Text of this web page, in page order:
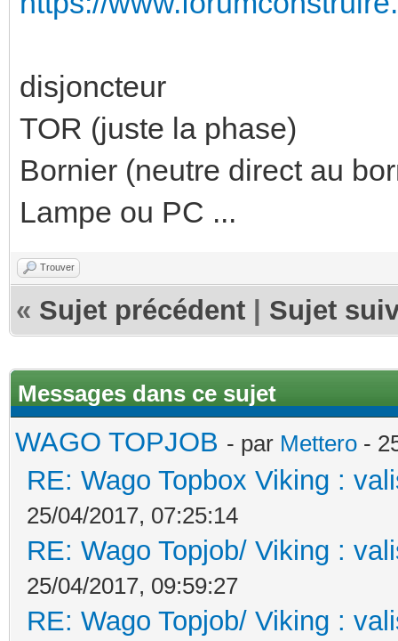
disjoncteur
TOR (juste la phase)
Bornier (neutre direct au
Lampe ou PC ...
Trouver
« Sujet précédent Sujet
Messages dans ce sujet
WAGO TOPJOB - par Mettero -
RE: Wago Topbox Viking :
25/04/2017, 07:25:14
RE: Wago Topjob/ Viking :
25/04/2017, 09:59:27
RE: Wago Topjob/ Viking :